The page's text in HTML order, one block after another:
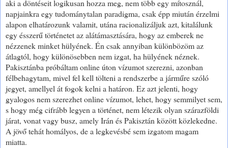
aki a döntéseit logikusan hozza meg, nem több egy mítosznál,
napjainkra egy tudománytalan paradigma, csak épp miután érzelmi
alapon elhatározunk valamit, utána racionalizáljuk azt, kitalálunk
egy ésszerű történetet az alátámasztására, hogy az emberek ne
nézzenek minket hülyének. Én csak annyiban különbözöm az
átlagtól, hogy különösebben nem izgat, ha hülyének néznek.
Pakisztánba próbáltam online úton vízumot szerezni, azonban
félbehagytam, mivel fel kell tölteni a rendszerbe a járműre szóló
jegyet, amellyel át fogok kelni a határon. Ez azt jelenti, hogy
gyalogos nem szerezhet online vízumot, lehet, hogy semmilyet sem,
s hogy még cifrább legyen a történet, nem létezik olyan szárazföldi
járat, vonat vagy busz, amely Irán és Pakisztán között közlekedne.
A jövő tehát homályos, de a legkevésbé sem izgatom magam
miatta.